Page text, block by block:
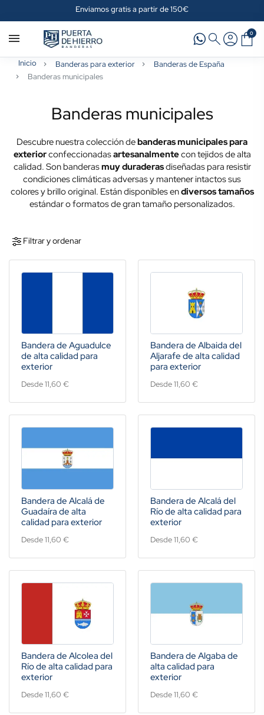
Enviamos gratis a partir de 150€
0
Inicio Banderas para exterior
Banderas de España
Banderas municipales
Banderas municipales
Descubre nuestra colección debanderas municipales para
exteriorconfeccionadasartesanalmentecon tejidos de alta
calidad. Son banderasmuy duraderasdiseñadas para resistir
condiciones climáticas adversas y mantener intactos sus
colores y brillo original. Están disponibles endiversos tamaños
estándar o formatos de gran tamaño personalizados.
Filtrar y ordenar
Bandera de Aguadulce
de alta calidad para
exterior
Desde 11,60 €
Bandera de Albaida del
Aljarafe de alta calidad
para exterior
Desde 11,60 €
Bandera de Alcalá de
Guadaíra de alta
calidad para exterior
Desde 11,60 €
Bandera de Alcalá del
Río de alta calidad para
exterior
Desde 11,60 €
Bandera de Alcolea del
Río de alta calidad para
exterior
Desde 11,60 €
Bandera de Algaba de
alta calidad para
exterior
Desde 11,60 €